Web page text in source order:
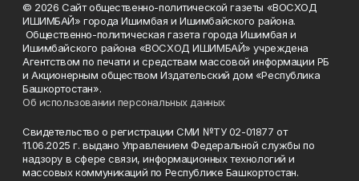
© 2026 Сайт общественно-политической газеты «ВОСХОД
ИШИМБАЙ» города Ишимбая и Ишимбайского района.
Общественно-политическая газета города Ишимбая и
Ишимбайского района «ВОСХОД ИШИМБАЙ» учреждена
Агентством по печати и средствам массовой информации РБ
и Акционерным обществом Издательский дом «Республика
Башкортостан».
Об использовании персональных данных
Свидетельство о регистрации СМИ №ТУ 02-01877 от
11.06.2025 г. выдано Управлением Федеральной службы по
надзору в сфере связи, информационных технологий и
массовых коммуникаций по Республике Башкортостан.